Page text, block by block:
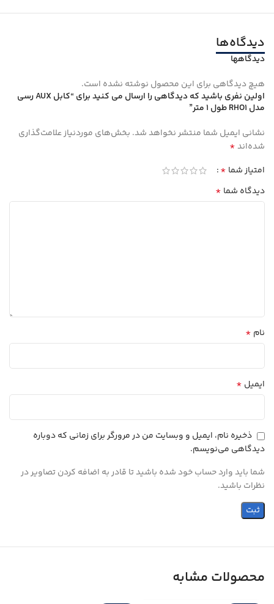
دیدگاه‌ها
دیدگاهها
هیچ دیدگاهی برای این محصول نوشته نشده است.
اولین نفری باشید که دیدگاهی را ارسال می کنید برای “کابل AUX رسی
مدل RHO1 طول 1 متر”
نشانی ایمیل شما منتشر نخواهد شد. بخش‌های موردنیاز علامت‌گذاری
شده‌اند*
امتیاز شما *
دیدگاه شما *
نام *
ایمیل *
ذخیره نام، ایمیل و وبسایت من در مرورگر برای زمانی که دوباره
دیدگاهی می‌نویسم.
شما باید وارد حساب خود شده باشید تا قادر به اضافه کردن تصاویر در
نظرات باشید.
محصولات مشابه